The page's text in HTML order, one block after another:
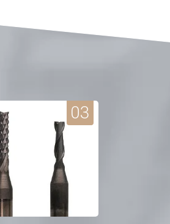
03